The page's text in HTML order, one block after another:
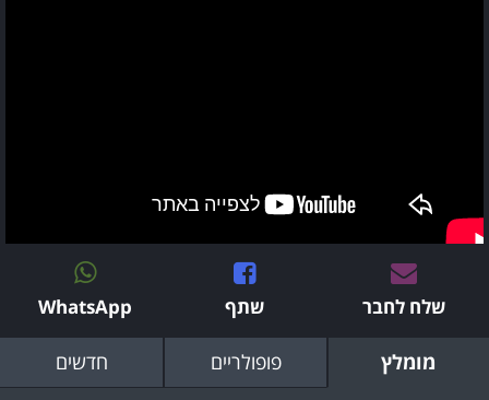
שלח לחבר שתף WhatsApp
מומלץ פופולריים חדשים